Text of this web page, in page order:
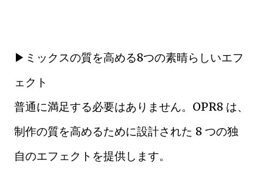
▶ミックスの質を高める8つの素晴らしいエフ
ェクト
普通に満足する必要はありません。OPR8 は、
制作の質を高めるために設計された 8 つの独
自のエフェクトを提供します。